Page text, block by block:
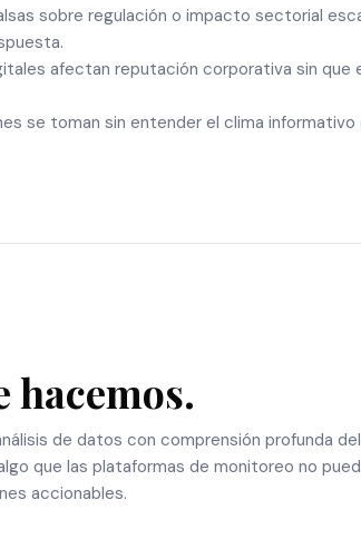
sobre regulación o impacto sectorial
afectan reputación corporativa sin que
se toman sin entender el clima informativo
hacemos.
de datos con comprensión profunda
que las plataformas de monitoreo no
accionables.